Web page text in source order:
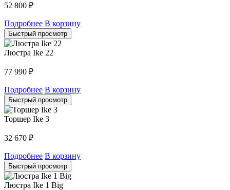
52 800 ₽
Подробнее В корзину
Быстрый просмотр
Люстра Ike 22
77 990 ₽
Подробнее В корзину
Быстрый просмотр
Торшер Ike 3
32 670 ₽
Подробнее В корзину
Быстрый просмотр
Люстра Ike 1 Big